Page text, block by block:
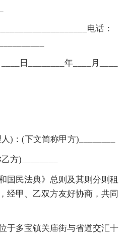
电话：
日________年____月____
(下文简称甲方)________
)________
民法典》总则及其则分则租
经甲、乙双方友好协商，共同
多宝镇关庙街与省道交汇十